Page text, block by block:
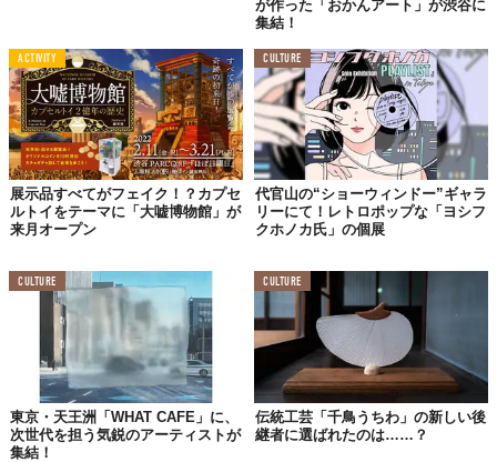
Top image: © 株式会社UWS ENTERTAINMENT
TABI LABO
この世界は、もっと広いはずだ。
が作った「おかんアート」が渋谷に
集結！
ACTIVITY
展示品すべてがフェイク！？カプセ
ルトイをテーマに「大嘘博物館」が
来月オープン
CULTURE
代官山の“ショーウィンドー”ギャラ
リーにて！レトロポップな「ヨシフ
クホノカ氏」の個展
CULTURE
東京・天王洲「WHAT CAFE」に、
次世代を担う気鋭のアーティストが
集結！
CULTURE
伝統工芸「千鳥うちわ」の新しい後
継者に選ばれたのは……？